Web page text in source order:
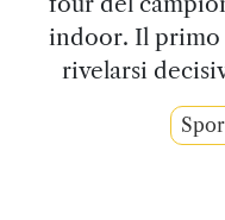
indoor. Il primo
rivelarsi